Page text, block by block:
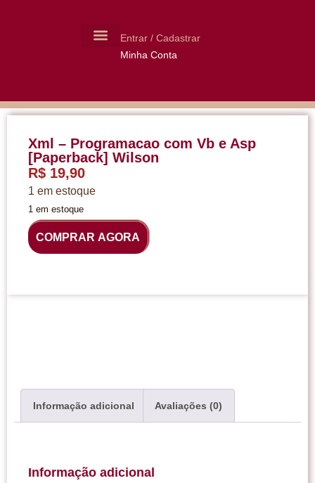
Entrar / Cadastrar
Minha Conta
Informação adicional Avaliações (0)
Informação adicional
Xml – Programacao com Vb e Asp
[Paperback] Wilson
R$ 19,90
1 em estoque
1 em estoque
COMPRAR AGORA